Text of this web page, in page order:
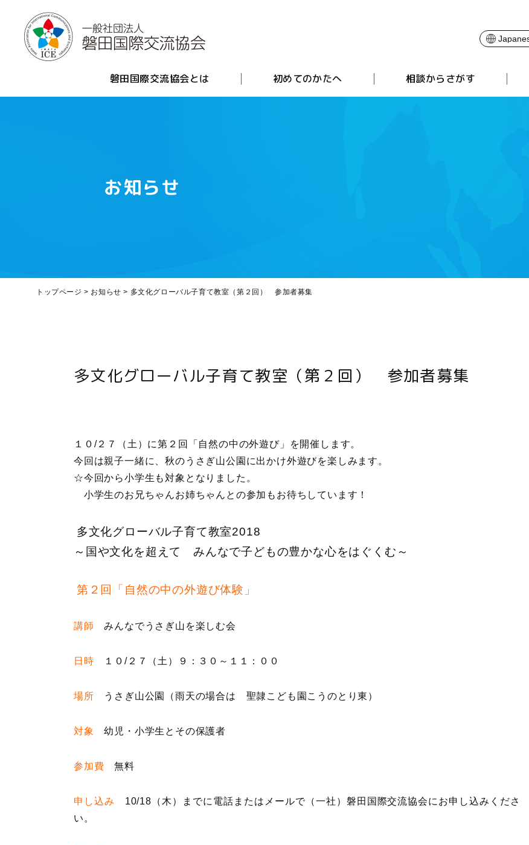
磐田国際交流協会とは 初めてのかたへ 相談からさがす
お知らせ
トップページ > お知らせ > 多文化グローバル子育て教室（第２回） 参加者募集
多文化グローバル子育て教室（第２回） 参加者募集
１０/２７（土）に第２回「自然の中の外遊び」を開催します。
今回は親子一緒に、秋のうさぎ山公園に出かけ外遊びを楽しみます。
☆今回から小学生も対象となりました。
小学生のお兄ちゃんお姉ちゃんとの参加もお待ちしています！
多文化グローバル子育て教室2018
～国や文化を超えて みんなで子どもの豊かな心をはぐくむ～
第２回「自然の中の外遊び体験」
講師 みんなでうさぎ山を楽しむ会
日時 １０/２７（土）９：３０～１１：００
場所 うさぎ山公園（雨天の場合は 聖隷こども園こうのとり東）
対象 幼児・小学生とその保護者
参加費 無料
申し込み
10/18（木）までに電話またはメールで（一社）磐田国際交流協会にお申し込みくださ
い。